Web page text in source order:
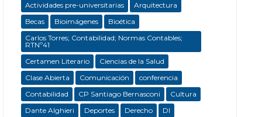
Actividades pre-universitarias
Arquitectura
Becas
Bioimágenes
Bioética
Carlos Torres; Contabilidad; Normas Contables;
RTNº41
Certamen Literario
Ciencias de la Salud
Clase Abierta
Comunicación
conferencia
Contabilidad
CP Santiago Bernasconi
Cultura
Dante Alghieri
Deportes Derecho
DI